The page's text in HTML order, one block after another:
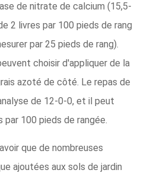
de nitrate de calcium (15,5-
2 livres par 100 pieds de rang
par 25 pieds de rang).
choisir d'appliquer de la
azoté de côté. Le repas de
de 12-0-0, et il peut
100 pieds de rangée.
que de nombreuses
ajoutées aux sols de jardin